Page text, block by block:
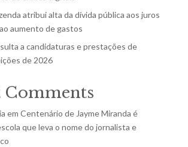
atribui alta da dívida pública aos juros
aumento de gastos
a candidaturas e prestações de
de 2026
Comments
em Centenário de Jayme Miranda é
que leva o nome do jornalista e